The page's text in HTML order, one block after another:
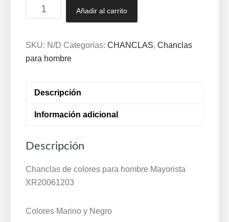
Chanclas
de
para
hombre
cantidad
Añadir al carrito
SKU: N/D Categorías: CHANCLAS, Chanclas
para hombre
Descripción
Información adicional
Descripción
Chanclas de colores para hombre Mayorista
XR20061203
Colores Marino y Negro